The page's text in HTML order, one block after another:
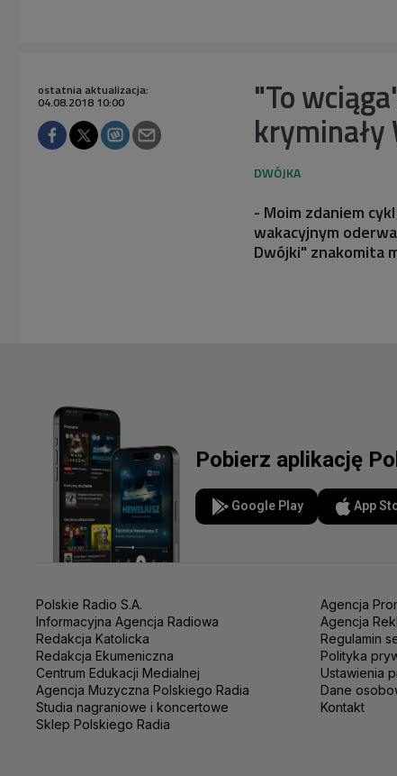
"To
kryminały
ostatnia aktualizacja:
04.08.2018 10:00
- Moim zdaniem
wakacyjnym
Dwójki" znakomita
Pobierz aplikację
Google Play App
Polskie Radio S.A.
Informacyjna Agencja Radiowa
Redakcja Katolicka
Redakcja Ekumeniczna
Centrum Edukacji Medialnej
Agencja Muzyczna Polskiego Radia
Studia nagraniowe i koncertowe
Sklep Polskiego Radia
Agencja
Agencja
Regulamin
Polityka
Ustawienia
Dane
Kontakt